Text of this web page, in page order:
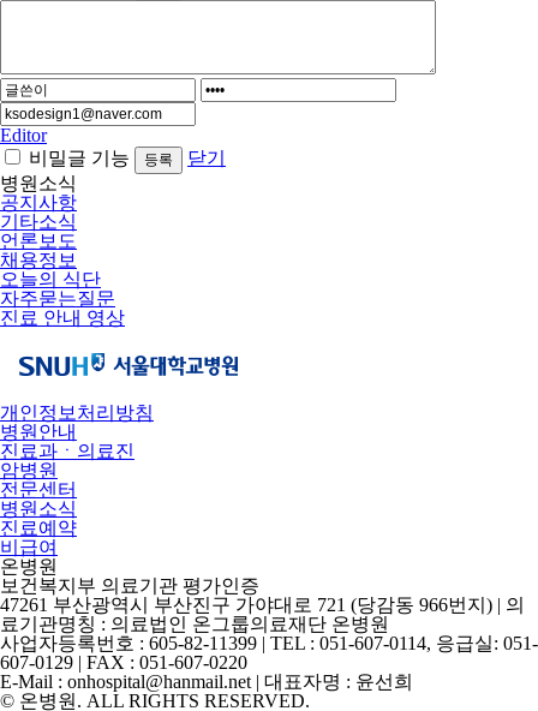
Editor
비밀글 기능
닫기
병원소식
공지사항
기타소식
언론보도
채용정보
오늘의 식단
자주묻는질문
진료 안내 영상
개인정보처리방침
병원안내
진료과ㆍ의료진
암병원
전문센터
병원소식
진료예약
비급여
온병원
보건복지부 의료기관 평가인증
47261 부산광역시 부산진구 가야대로 721 (당감동 966번지) | 의
료기관명칭 : 의료법인 온그룹의료재단 온병원
사업자등록번호 : 605-82-11399 | TEL : 051-607-0114, 응급실: 051-
607-0129 | FAX : 051-607-0220
E-Mail : onhospital@hanmail.net | 대표자명 : 윤선희
© 온병원. ALL RIGHTS RESERVED.